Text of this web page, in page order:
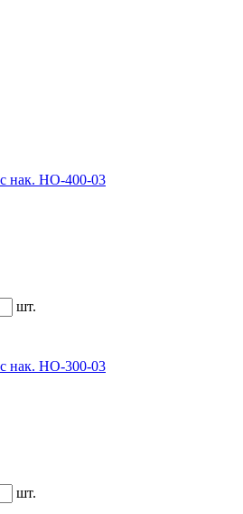
нак. НО-400-03
шт.
нак. НО-300-03
шт.